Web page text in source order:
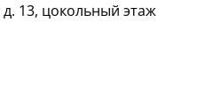
13, цокольный этаж